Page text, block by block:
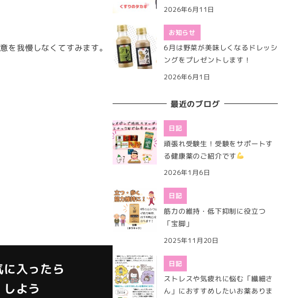
を我慢しなくてすみます。
入ったら
よう
2026年6月11日
お知らせ
6月は野菜が美味しくなるドレッシ
ングをプレゼントします！
2026年6月1日
最近のブログ
日記
頑張れ受験生！受験をサポートす
る健康薬のご紹介です
2026年1月6日
日記
筋力の維持・低下抑制に役立つ
「宝脚」
2025年11月20日
日記
ストレスや気疲れに悩む「繊細さ
ん」におすすめしたいお薬ありま